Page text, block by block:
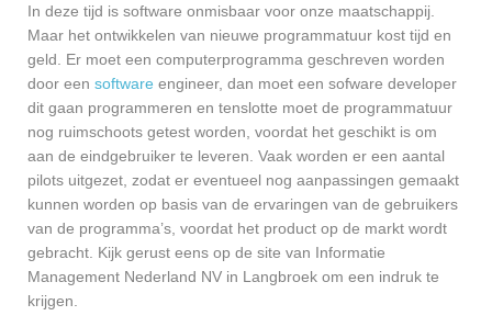
In deze tijd is software onmisbaar voor onze maatschappij.
Maar het ontwikkelen van nieuwe programmatuur kost tijd en
geld. Er moet een computerprogramma geschreven worden
door een software engineer, dan moet een sofware developer
dit gaan programmeren en tenslotte moet de programmatuur
nog ruimschoots getest worden, voordat het geschikt is om
aan de eindgebruiker te leveren. Vaak worden er een aantal
pilots uitgezet, zodat er eventueel nog aanpassingen gemaakt
kunnen worden op basis van de ervaringen van de gebruikers
van de programma’s, voordat het product op de markt wordt
gebracht. Kijk gerust eens op de site van Informatie
Management Nederland NV in Langbroek om een indruk te
krijgen.